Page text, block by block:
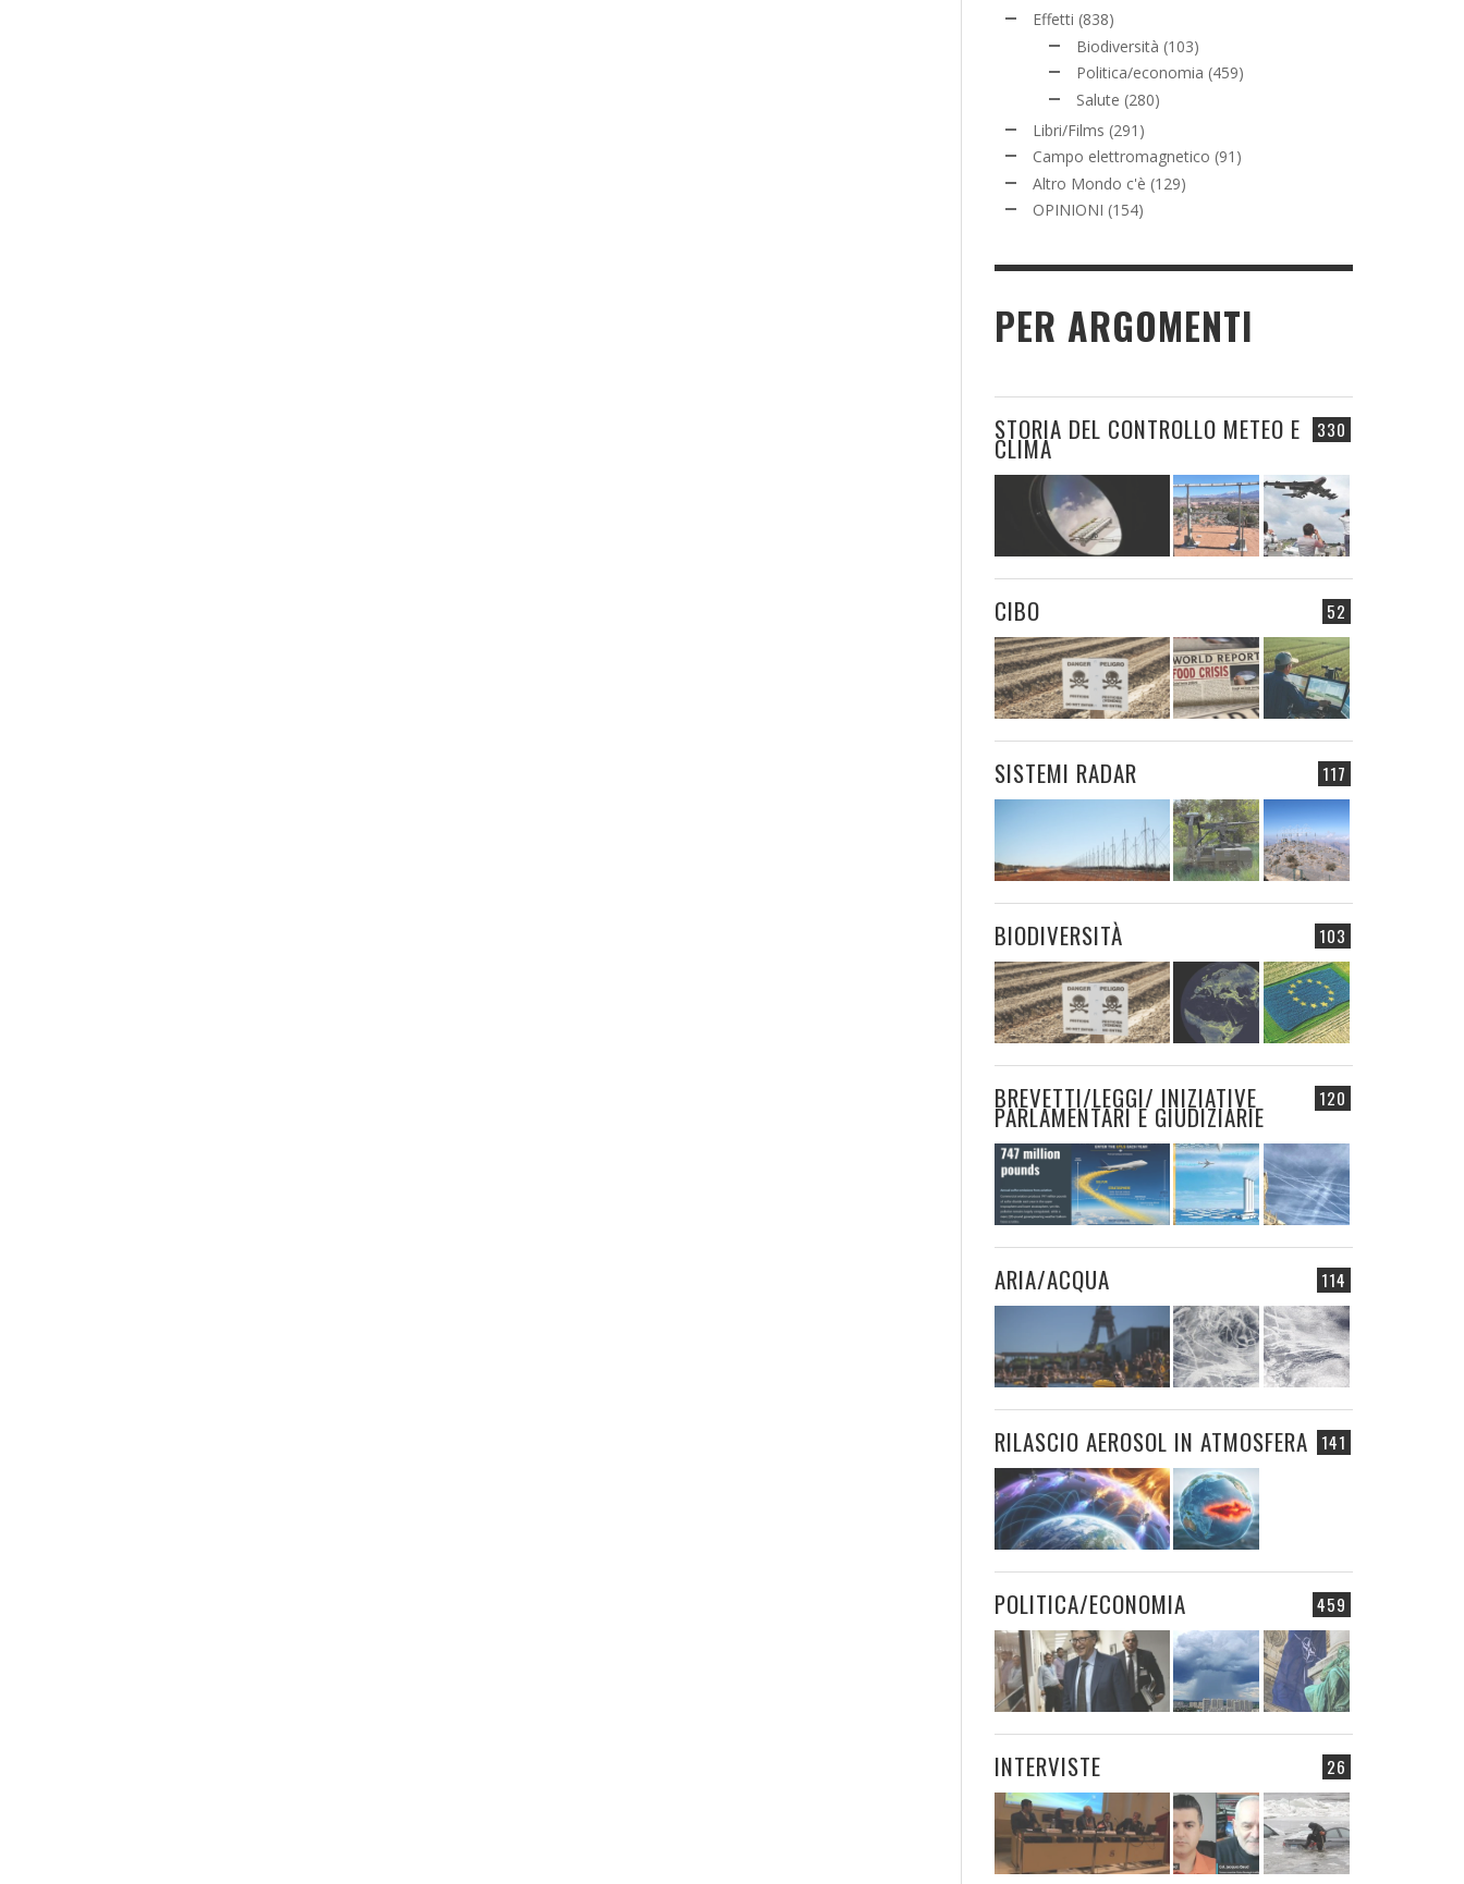
Effetti (838)
Biodiversità (103)
Politica/economia (459)
Salute (280)
Libri/Films (291)
Campo elettromagnetico (91)
Altro Mondo c'è (129)
OPINIONI (154)
PER ARGOMENTI
330
STORIA DEL CONTROLLO METEO E
CLIMA
52
CIBO
117
SISTEMI RADAR
103
BIODIVERSITÀ
120
BREVETTI/LEGGI/ INIZIATIVE
PARLAMENTARI E GIUDIZIARIE
114
ARIA/ACQUA
141
RILASCIO AEROSOL IN ATMOSFERA
459
POLITICA/ECONOMIA
26
INTERVISTE